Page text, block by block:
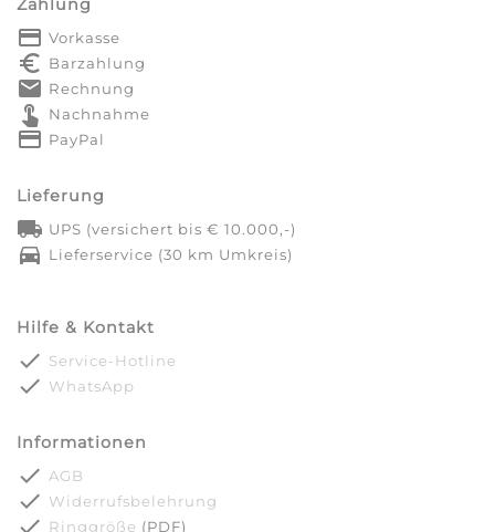
payment Vorkasse
euro_symbol Barzahlung
markunread Rechnung
touch_app Nachnahme
credit_card PayPal
Lieferung
local_shipping UPS (versichert bis € 10.000,-)
directions_car Lieferservice (30 km Umkreis)
Hilfe & Kontakt
done Service-Hotline
done WhatsApp
Informationen
done AGB
done Widerrufsbelehrung
Ringgröße (PDF)